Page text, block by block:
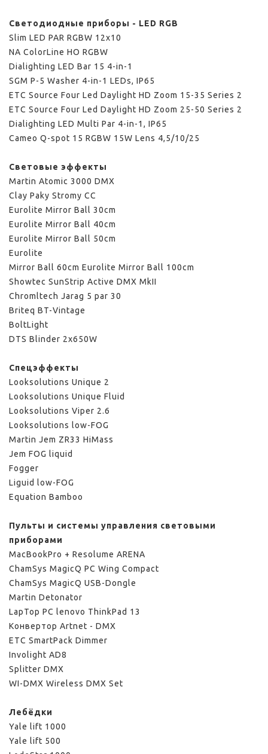
Светодиодные приборы - LED RGB
Slim LED PAR RGBW 12x10
NA ColorLine HO RGBW
Dialighting LED Bar 15 4-in-1
SGM P-5 Washer 4-in-1 LEDs, IP65
ETC Source Four Led Daylight HD Zoom 15-35 Series 2
ETC Source Four Led Daylight HD Zoom 25-50 Series 2
Dialighting LED Multi Par 4-in-1, IP65
Cameo Q-spot 15 RGBW 15W Lens 4,5/10/25
Световые эффекты
Martin Atomic 3000 DMX
Clay Paky Stromy CC
Eurolite Mirror Ball 30cm
Eurolite Mirror Ball 40cm
Eurolite Mirror Ball 50cm
Eurolite
Mirror Ball 60cm Eurolite Mirror Ball 100cm
Showtec SunStrip Active DMX MkII
Chromltech Jarag 5 par 30
Briteq BT-Vintage
BoltLight
DTS Blinder 2x650W
Спецэффекты
Looksolutions Unique 2
Looksolutions Unique Fluid
Looksolutions Viper 2.6
Looksolutions low-FOG
Martin Jem ZR33 HiMass
Jem FOG liquid
Fogger
Liguid low-FOG
Equation Bamboo
Пульты и системы управления световыми
приборами
MacBookPro + Resolume ARENA
ChamSys MagicQ PC Wing Compact
ChamSys MagicQ USB-Dongle
Martin Detonator
LapTop PC lenovo ThinkPad 13
Конвертор Artnet - DMX
ETC SmartPack Dimmer
Involight AD8
Splitter DMX
WI-DMX Wireless DMX Set
Лебёдки
Yale lift 1000
Yale lift 500